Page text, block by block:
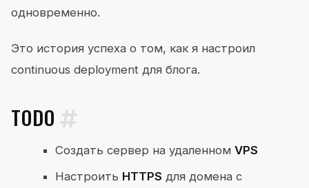
одновременно.
Это история успеха о том, как я настроил
continuous deployment для блога.
TODO
Создать сервер на удаленном VPS
Настроить HTTPS для домена с